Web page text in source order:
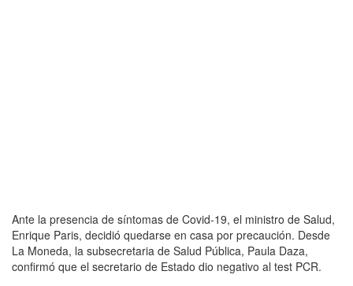
Ante la presencia de síntomas de Covid-19, el ministro de Salud,
Enrique Paris, decidió quedarse en casa por precaución. Desde
La Moneda, la subsecretaria de Salud Pública, Paula Daza,
confirmó que el secretario de Estado dio negativo al test PCR.